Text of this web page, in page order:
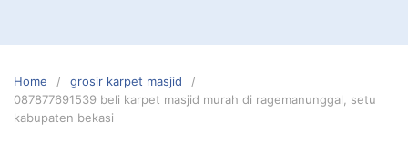
Home
grosir karpet masjid
087877691539 beli karpet masjid murah di ragemanunggal, setu
kabupaten bekasi